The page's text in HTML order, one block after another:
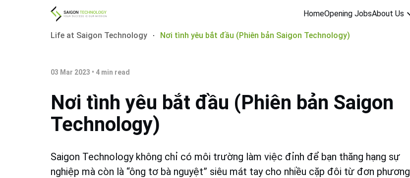
HomeOpening JobsAbout Us
Life at Saigon Technology Nơi tình yêu bắt đầu (Phiên bản Saigon Technology)
03 Mar 2023 • 4 min read
Nơi tình yêu bắt đầu (Phiên bản Saigon
Technology)
Saigon Technology không chỉ có môi trường làm việc đỉnh để bạn thăng hạng sự
nghiệp mà còn là “ông tơ bà nguyệt” siêu mát tay cho nhiều cặp đôi từ đơn phương